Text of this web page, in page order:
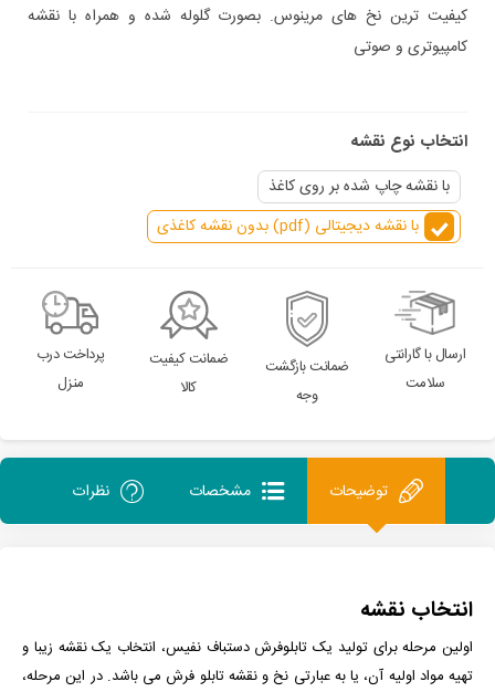
کیفیت ترین نخ های مرینوس. بصورت گلوله شده و همراه با نقشه
کامپیوتری و صوتی
انتخاب نوع نقشه
با نقشه چاپ شده بر روی کاغذ
با نقشه دیجیتالی (pdf) بدون نقشه کاغذی
ارسال با گارانتی
سلامت
ضمانت بازگشت
وجه
ضمانت کیفیت
کالا
پرداخت درب
منزل
توضیحات مشخصات نظرات
انتخاب نقشه
اولین مرحله برای تولید یک تابلوفرش دستباف نفیس، انتخاب یک نقشه زیبا و
تهیه مواد اولیه آن، یا به عبارتی نخ و نقشه تابلو فرش می باشد. در این مرحله،